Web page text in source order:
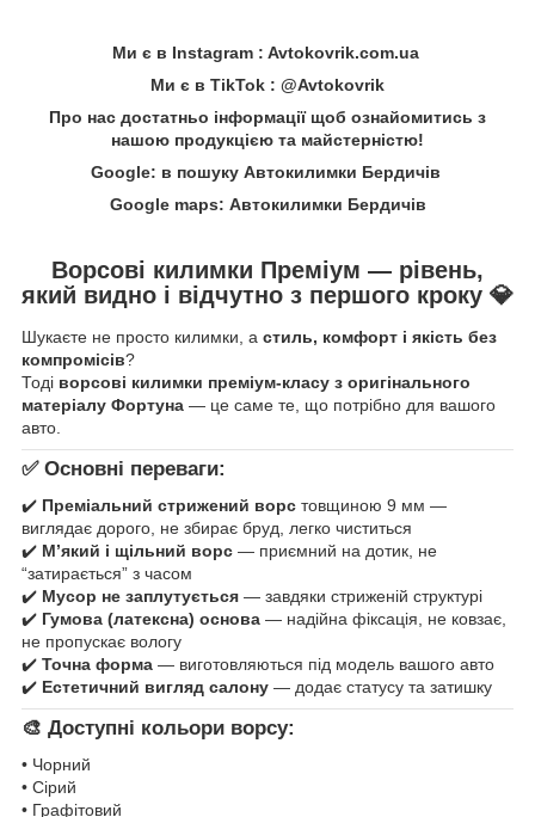
Ми є в Instagram : Avtokovrik.com.ua
Ми є в TikTok : @Avtokovrik
Про нас достатньо інформації щоб ознайомитись з
нашою продукцією та майстерністю!
Google: в пошуку Автокилимки Бердичів
Google maps: Автокилимки Бердичів
Ворсові килимки Преміум — рівень,
який видно і відчутно з першого кроку 💎
Шукаєте не просто килимки, а стиль, комфорт і якість без
компромісів?
Тоді ворсові килимки преміум-класу з оригінального
матеріалу Фортуна — це саме те, що потрібно для вашого
авто.
✅ Основні переваги:
✔️ Преміальний стрижений ворс товщиною 9 мм —
виглядає дорого, не збирає бруд, легко чиститься
✔️ М’який і щільний ворс — приємний на дотик, не
“затирається” з часом
✔️ Мусор не заплутується — завдяки стриженій структурі
✔️ Гумова (латексна) основа — надійна фіксація, не ковзає,
не пропускає вологу
✔️ Точна форма — виготовляються під модель вашого авто
✔️ Естетичний вигляд салону — додає статусу та затишку
🎨 Доступні кольори ворсу:
• Чорний
• Сірий
• Графітовий